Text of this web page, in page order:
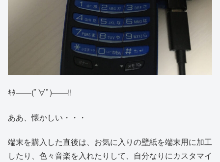
ｷﾀ――(ﾟ∀ﾟ)――!!
ああ、懐かしい・・・
端末を購入した直後は、お気に入りの壁紙を端末用に加工
したり、色々音楽を入れたりして、自分なりにカスタマイ